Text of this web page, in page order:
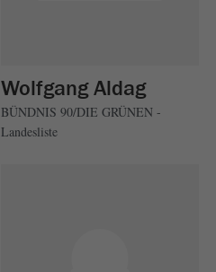
Wolfgang Aldag
BÜNDNIS 90/DIE GRÜNEN -
Landesliste